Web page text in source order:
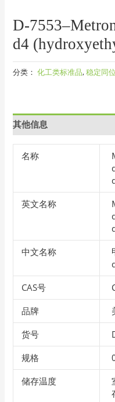
D-
d4
分类：化工类标准品,稳定同
其他信息
名称
英文名称
中文名称
CAS号
品牌
货号
规格
储存温度